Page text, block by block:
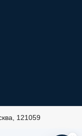
121059